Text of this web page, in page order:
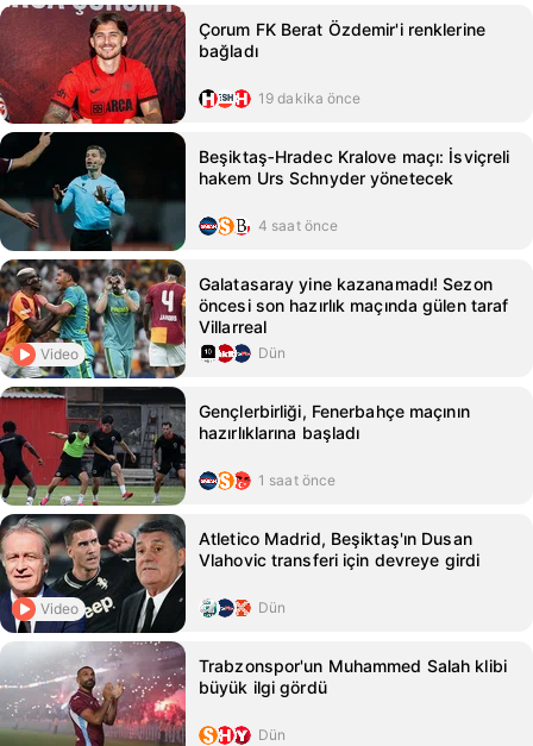
Çorum FK Berat Özdemir'i renklerine
bağladı
19 dakika önce
Beşiktaş‑Hradec Kralove maçı: İsviçreli
hakem Urs Schnyder yönetecek
4 saat önce
Video
Galatasaray yine kazanamadı! Sezon
öncesi son hazırlık maçında gülen taraf
Villarreal
Dün
Gençlerbirliği, Fenerbahçe maçının
hazırlıklarına başladı
1 saat önce
Video
Atletico Madrid, Beşiktaş'ın Dusan
Vlahovic transferi için devreye girdi
Dün
Trabzonspor'un Muhammed Salah klibi
büyük ilgi gördü
Dün